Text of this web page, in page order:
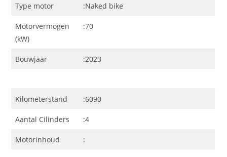
Type motor :Naked bike
Motorvermogen
(kW)
:70
Bouwjaar :2023
Kilometerstand :6090
Aantal Cilinders :4
Motorinhoud :